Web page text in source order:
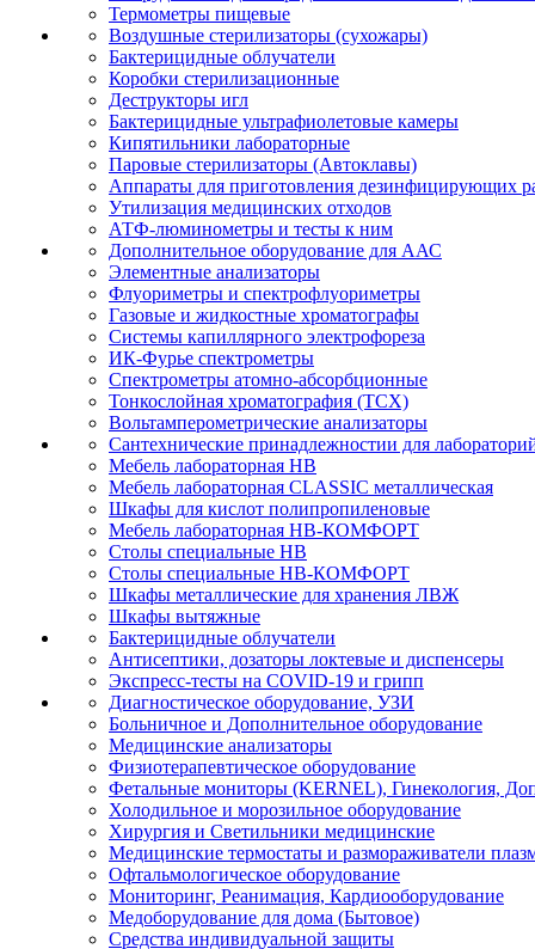
Термометры пищевые
Воздушные стерилизаторы (сухожары)
Бактерицидные облучатели
Коробки стерилизационные
Деструкторы игл
Бактерицидные ультрафиолетовые камеры
Кипятильники лабораторные
Паровые стерилизаторы (Автоклавы)
Аппараты для приготовления дезинфицирующих
Утилизация медицинских отходов
АТФ-люминометры и тесты к ним
Дополнительное оборудование для ААС
Элементные анализаторы
Флуориметры и спектрофлуориметры
Газовые и жидкостные хроматографы
Системы капиллярного электрофореза
ИК-Фурье спектрометры
Спектрометры атомно-абсорбционные
Тонкослойная хроматография (ТСХ)
Вольтамперометрические анализаторы
Сантехнические принадлежностии для
Мебель лабораторная НВ
Мебель лабораторная CLASSIC металлическая
Шкафы для кислот полипропиленовые
Мебель лабораторная НВ-КОМФОРТ
Столы специальные НВ
Столы специальные НВ-КОМФОРТ
Шкафы металлические для хранения ЛВЖ
Шкафы вытяжные
Бактерицидные облучатели
Антисептики, дозаторы локтевые и диспенсеры
Экспресс-тесты на COVID-19 и грипп
Диагностическое оборудование, УЗИ
Больничное и Дополнительное оборудование
Медицинские анализаторы
Физиотерапевтическое оборудование
Фетальные мониторы (KERNEL), Гинекология,
Холодильное и морозильное оборудование
Хирургия и Светильники медицинские
Медицинские термостаты и размораживатели
Офтальмологическое оборудование
Мониторинг, Реанимация, Кардиооборудование
Медоборудование для дома (Бытовое)
Средства индивидуальной защиты